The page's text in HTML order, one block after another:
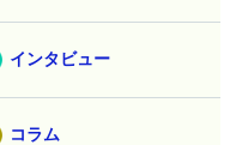
インタビュー
コラム